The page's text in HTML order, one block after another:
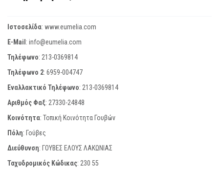
Ιστοσελίδα: www.eumelia.com
E-Mail: info@eumelia.com
Τηλέφωνο: 213-0369814
Τηλέφωνο 2: 6959-004747
Εναλλακτικό Τηλέφωνο: 213-0369814
Αριθμός Φαξ: 27330-24848
Κοινότητα: Τοπική Κοινότητα Γουβών
Πόλη: Γούβες
Διεύθυνση: ΓΟΥΒΕΣ ΕΛΟΥΣ ΛΑΚΩΝΙΑΣ
Ταχυδρομικός Κώδικας: 230 55